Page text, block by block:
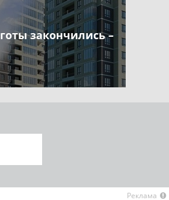
закончились –
Реклама